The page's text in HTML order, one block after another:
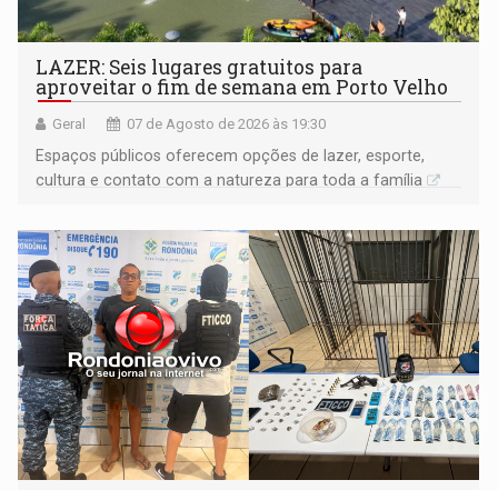
LAZER: Seis lugares gratuitos para
aproveitar o fim de semana em Porto Velho
Geral 07 de Agosto de 2026 às 19:30
Espaços públicos oferecem opções de lazer, esporte,
cultura e contato com a natureza para toda a família